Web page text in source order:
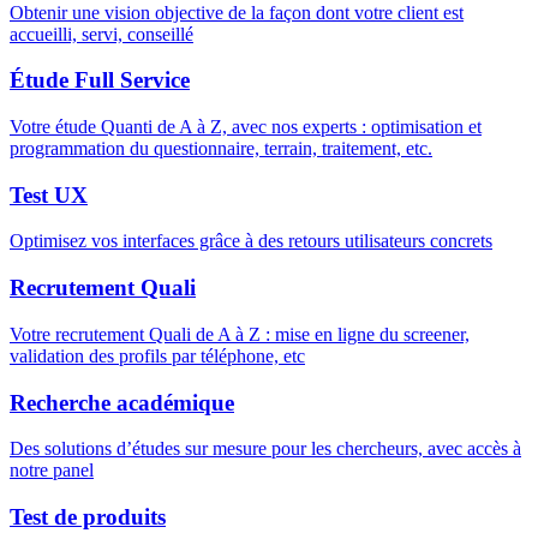
Obtenir une vision objective de la façon dont votre client est
accueilli, servi, conseillé
Étude Full Service
Votre étude Quanti de A à Z, avec nos experts : optimisation et
programmation du questionnaire, terrain, traitement, etc.
Test UX
Optimisez vos interfaces grâce à des retours utilisateurs concrets
Recrutement Quali
Votre recrutement Quali de A à Z : mise en ligne du screener,
validation des profils par téléphone, etc
Recherche académique
Des solutions d’études sur mesure pour les chercheurs, avec accès à
notre panel
Test de produits